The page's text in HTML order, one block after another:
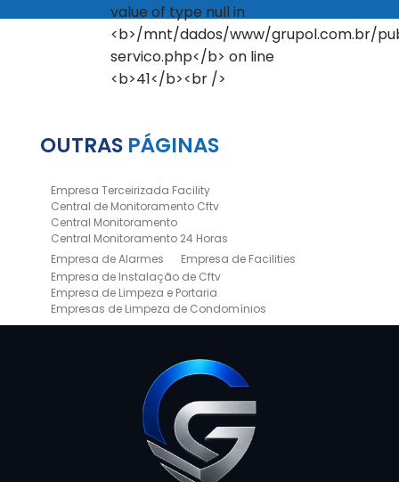
OUTRAS PÁGINAS
Empresa Terceirizada Facility
Central de Monitoramento Cftv
Central Monitoramento
Central Monitoramento 24 Horas
Empresa de Alarmes
Empresa de Facilities
Empresa de Instalação de Cftv
Empresa de Limpeza e Portaria
Empresas de Limpeza de Condomínios
Empresas de Monitoramento Cftv
Instalação de Cercas Elétricas Residenciais
Monitoramento de Alarme 24 Horas
Portaria e Limpeza
Portaria Inteligente
Portaria Remota para Condomínios
Reconhecimento Facial em Condomínios
Reconhecimento Facial para Condomínios